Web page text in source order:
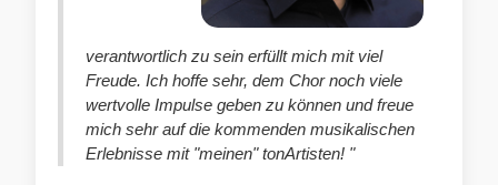
verantwortlich zu sein erfüllt mich mit viel
Freude. Ich hoffe sehr, dem Chor noch viele
wertvolle Impulse geben zu können und freue
mich sehr auf die kommenden musikalischen
Erlebnisse mit "meinen" tonArtisten! "